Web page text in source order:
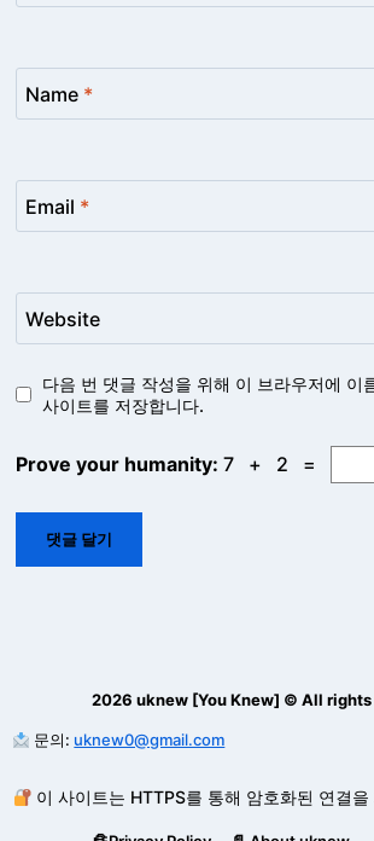
Name *
Email *
Website
다음 번 댓글 작성을 위해 이 브라우저에 이
사이트를 저장합니다.
Prove your humanity:7 + 2 =
2026 uknew [You Knew] © All rights
문의: uknew0@gmail.com
이 사이트는 HTTPS를 통해 암호화된 연결